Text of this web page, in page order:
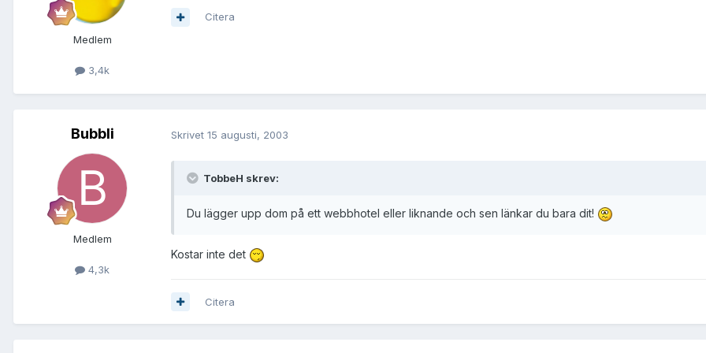
Medlem
3,4k
Citera
Bubbli
Medlem
4,3k
Skrivet 15 augusti, 2003
TobbeH skrev:
Du lägger upp dom på ett webbhotel eller liknande och sen länkar du bara dit!
Kostar inte det
Citera